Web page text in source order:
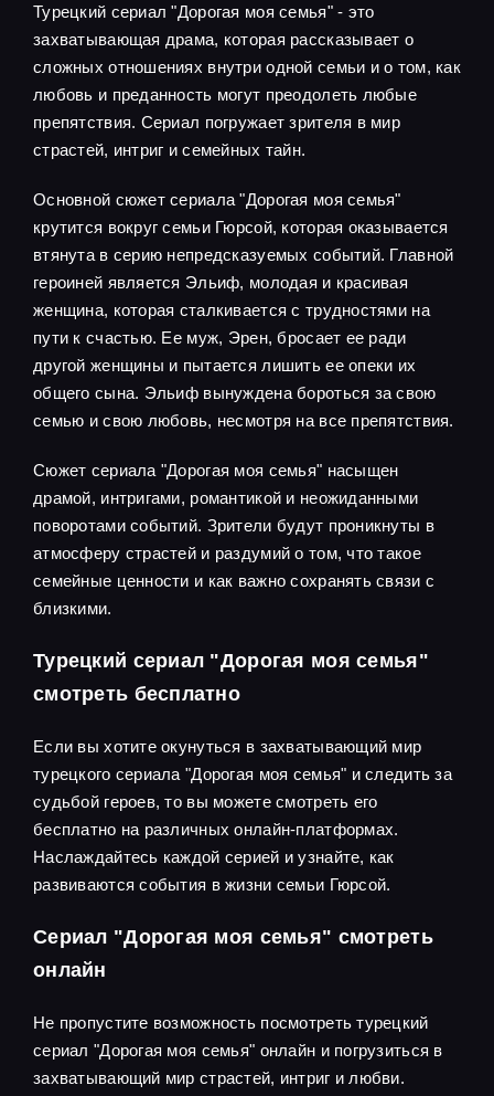
Турецкий сериал "Дорогая моя семья" - это
захватывающая драма, которая рассказывает о
сложных отношениях внутри одной семьи и о том, как
любовь и преданность могут преодолеть любые
препятствия. Сериал погружает зрителя в мир
страстей, интриг и семейных тайн.
Основной сюжет сериала "Дорогая моя семья"
крутится вокруг семьи Гюрсой, которая оказывается
втянута в серию непредсказуемых событий. Главной
героиней является Эльиф, молодая и красивая
женщина, которая сталкивается с трудностями на
пути к счастью. Ее муж, Эрен, бросает ее ради
другой женщины и пытается лишить ее опеки их
общего сына. Эльиф вынуждена бороться за свою
семью и свою любовь, несмотря на все препятствия.
Сюжет сериала "Дорогая моя семья" насыщен
драмой, интригами, романтикой и неожиданными
поворотами событий. Зрители будут проникнуты в
атмосферу страстей и раздумий о том, что такое
семейные ценности и как важно сохранять связи с
близкими.
Турецкий сериал "Дорогая моя семья"
смотреть бесплатно
Если вы хотите окунуться в захватывающий мир
турецкого сериала "Дорогая моя семья" и следить за
судьбой героев, то вы можете смотреть его
бесплатно на различных онлайн-платформах.
Наслаждайтесь каждой серией и узнайте, как
развиваются события в жизни семьи Гюрсой.
Сериал "Дорогая моя семья" смотреть
онлайн
Не пропустите возможность посмотреть турецкий
сериал "Дорогая моя семья" онлайн и погрузиться в
захватывающий мир страстей, интриг и любви.